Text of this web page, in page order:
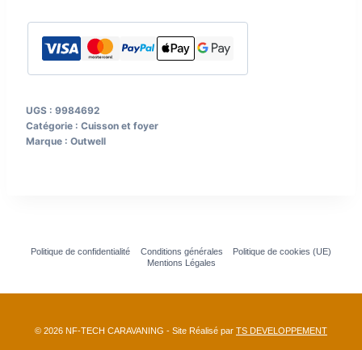
saladiers,
à
salade
UGS : 9984692
Catégorie : Cuisson et foyer
Marque : Outwell
Politique de confidentialité Conditions générales
Politique de cookies (UE)
Mentions Légales
© 2026 NF-TECH CARAVANING - Site Réalisé par TS DEVELOPPEMENT